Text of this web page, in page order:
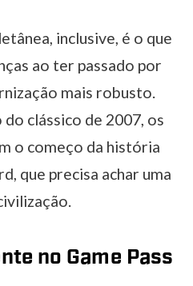
inclusive, é o que
ao ter passado por
mais robusto.
clássico de 2007, os
o começo da história
que precisa achar uma
no Game Pass